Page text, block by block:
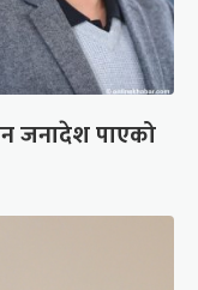
जनादेश पाएको